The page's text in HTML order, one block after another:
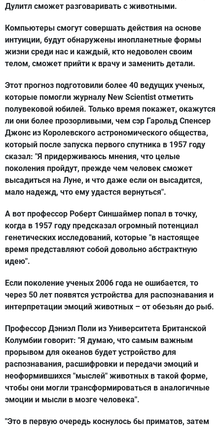
Дулитл сможет разговаривать с животными.
Компьютеры смогут совершать действия на основе
интуиции, будут обнаружены инопланетные формы
жизни среди нас и каждый, кто недоволен своим
телом, сможет прийти к врачу и заменить детали.
Этот прогноз подготовили более 40 ведущих ученых,
которые помогли журналу New Scientist отметить
полувековой юбилей. Только время покажет, окажутся
ли они более прозорливыми, чем сэр Гарольд Спенсер
Джонс из Королевского астрономического общества,
который после запуска первого спутника в 1957 году
сказал: "Я придерживаюсь мнения, что целые
поколения пройдут, прежде чем человек сможет
высадиться на Луне, и что даже если он высадится,
мало надежд, что ему удастся вернуться".
А вот профессор Роберт Синшаймер попал в точку,
когда в 1957 году предсказал огромный потенциал
генетических исследований, которые "в настоящее
время представляют собой довольно абстрактную
идею".
Если поколение ученых 2006 года не ошибается, то
через 50 лет появятся устройства для распознавания и
интерпретации эмоций животных – от обезьян до рыб.
Профессор Дэниэл Поли из Университета Британской
Колумбии говорит: "Я думаю, что самым важным
прорывом для океанов будет устройство для
распознавания, расшифровки и передачи эмоций и
неоформившихся "мыслей" животных в такой форме,
чтобы они могли трансформироваться в аналогичные
эмоции и мысли в мозге человека".
"Это в первую очередь коснулось бы приматов, затем